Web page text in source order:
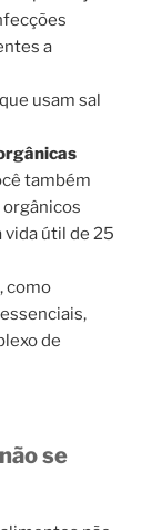
a
usam sal
também
vida útil de 25
, como
de
se